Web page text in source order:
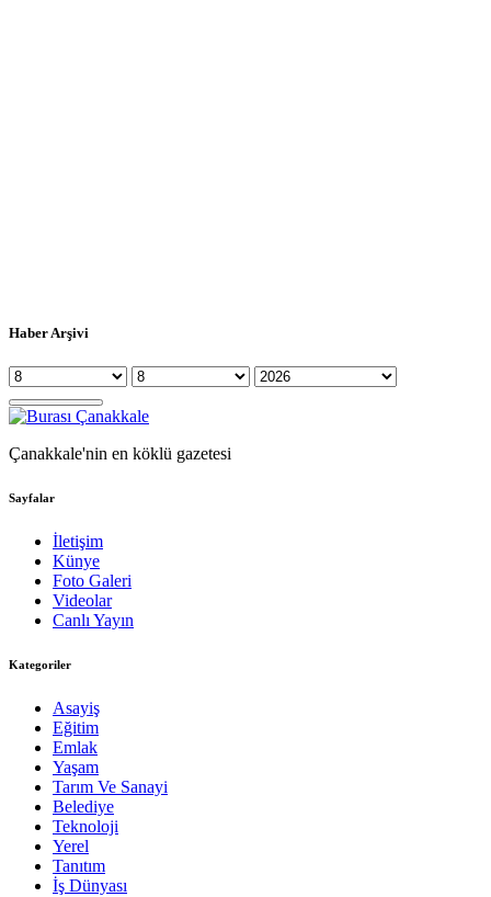
Haber Arşivi
Çanakkale'nin en köklü gazetesi
Sayfalar
İletişim
Künye
Foto Galeri
Videolar
Canlı Yayın
Kategoriler
Asayiş
Eğitim
Emlak
Yaşam
Tarım Ve Sanayi
Belediye
Teknoloji
Yerel
Tanıtım
İş Dünyası